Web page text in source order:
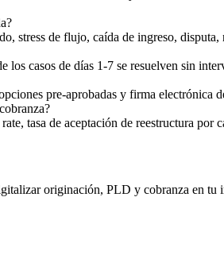
stress de flujo, caída de ingreso,
los casos de días 1-7 se resuelven sin
pre-aprobadas y firma
tasa de aceptación de reestructura
originación, PLD y cobranza en tu